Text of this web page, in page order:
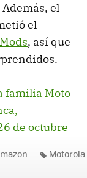
el
el
, así que
familia Moto
de octubre
Motorola